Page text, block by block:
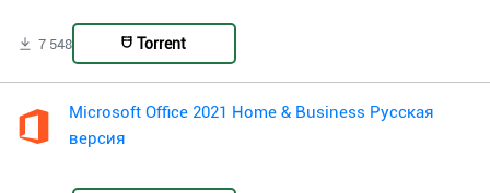
7 548 Torrent
Microsoft Office 2021 Home & Business Русская
версия